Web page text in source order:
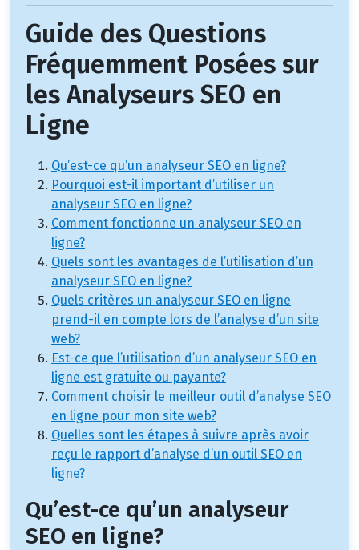
Guide des Questions
Fréquemment Posées sur
les Analyseurs SEO en
Ligne
Qu’est-ce qu’un analyseur SEO en ligne?
Pourquoi est-il important d’utiliser un
analyseur SEO en ligne?
Comment fonctionne un analyseur SEO en
ligne?
Quels sont les avantages de l’utilisation d’un
analyseur SEO en ligne?
Quels critères un analyseur SEO en ligne
prend-il en compte lors de l’analyse d’un site
web?
Est-ce que l’utilisation d’un analyseur SEO en
ligne est gratuite ou payante?
Comment choisir le meilleur outil d’analyse SEO
en ligne pour mon site web?
Quelles sont les étapes à suivre après avoir
reçu le rapport d’analyse d’un outil SEO en
ligne?
Qu’est-ce qu’un analyseur
SEO en ligne?